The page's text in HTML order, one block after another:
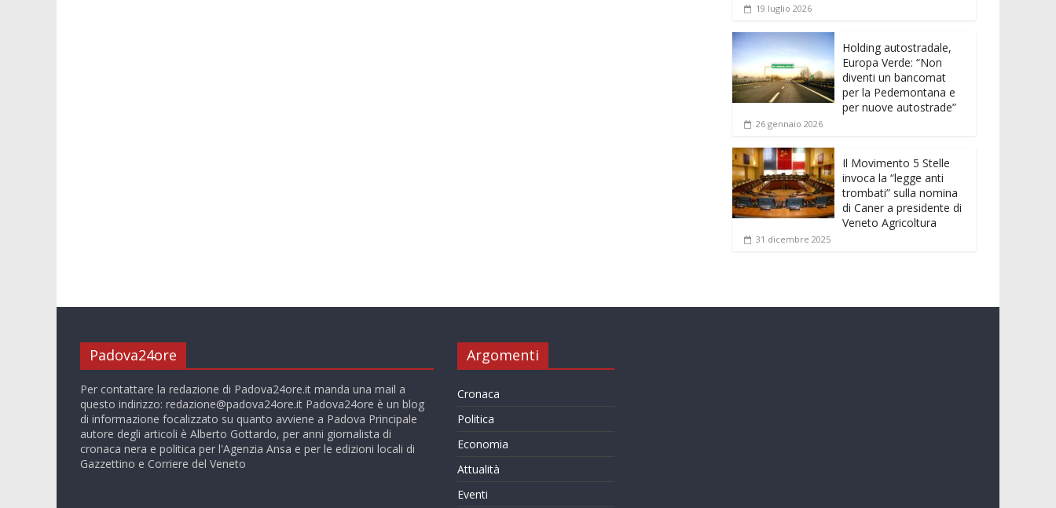
19 luglio 2026
Holding autostradale,
Europa Verde: “Non
diventi un bancomat
per la Pedemontana e
per nuove autostrade”
26 gennaio 2026
Il Movimento 5 Stelle
invoca la “legge anti
trombati” sulla nomina
di Caner a presidente di
Veneto Agricoltura
31 dicembre 2025
Padova24ore
Per contattare la redazione di Padova24ore.it manda una mail a
questo indirizzo: redazione@padova24ore.it Padova24ore è un blog
di informazione focalizzato su quanto avviene a Padova Principale
autore degli articoli è Alberto Gottardo, per anni giornalista di
cronaca nera e politica per l'Agenzia Ansa e per le edizioni locali di
Gazzettino e Corriere del Veneto
Argomenti
Cronaca
Politica
Economia
Attualità
Eventi